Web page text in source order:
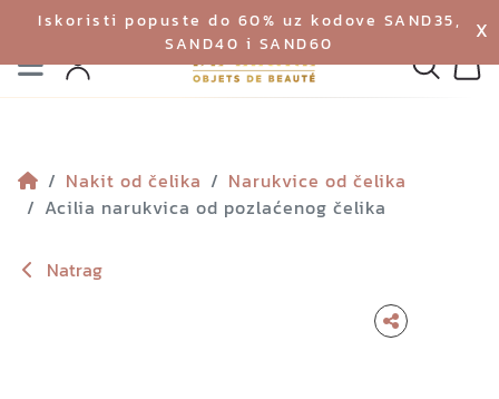
Iskoristi popuste do 60% uz kodove SAND35,
SAND40 i SAND60
X
Izbornik
Profil
Nakit od čelika
Narukvice od čelika
Acilia narukvica od pozlaćenog čelika
Natrag